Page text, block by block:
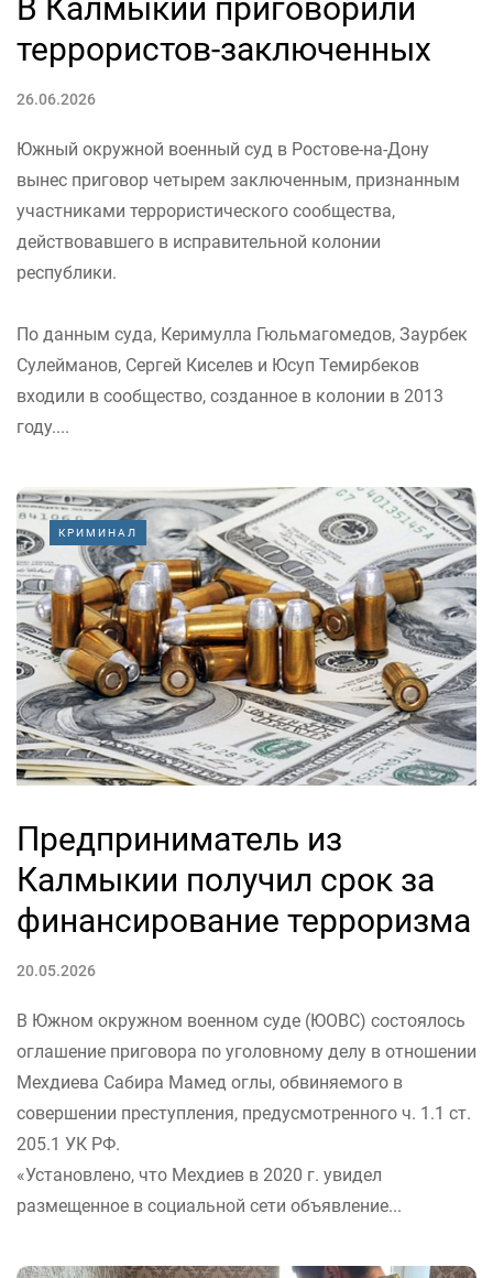
В Калмыкии приговорили
террористов-заключенных
26.06.2026
Южный окружной военный суд в Ростове-на-Дону
вынес приговор четырем заключенным, признанным
участниками террористического сообщества,
действовавшего в исправительной колонии
республики.
По данным суда, Керимулла Гюльмагомедов, Заурбек
Сулейманов, Сергей Киселев и Юсуп Темирбеков
входили в сообщество, созданное в колонии в 2013
году....
КРИМИНАЛ
Предприниматель из
Калмыкии получил срок за
финансирование терроризма
20.05.2026
В Южном окружном военном суде (ЮОВС) состоялось
оглашение приговора по уголовному делу в отношении
Мехдиева Сабира Мамед оглы, обвиняемого в
совершении преступления, предусмотренного ч. 1.1 ст.
205.1 УК РФ.
«Установлено, что Мехдиев в 2020 г. увидел
размещенное в социальной сети объявление...